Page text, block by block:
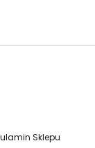
Sklepu